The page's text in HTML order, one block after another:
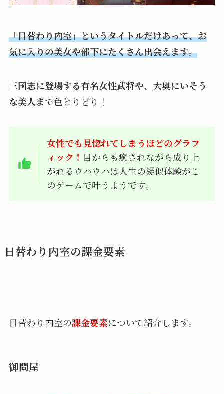
「日替わり内室」というタイトルだけあって、お
気に入りの美女や部下にたくさん出会えます。
三国志に登場する有名女性武将や、大奥にいそう
な美人まで色とりどり！
女性でも見惚れてしまうほどのグラフ
ィック！ 目からも癒されながら成り上
がれるウハウハは人生の疑似体験がこ
のゲームで叶うようです。
日替わり内室の課金要素
日替わり内室の課金要素について紹介します。
御問屋